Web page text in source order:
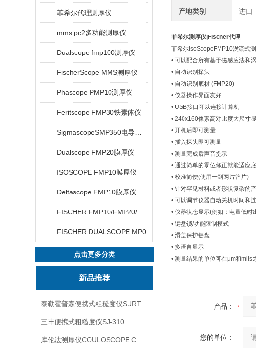
菲希尔代理测厚仪
mms pc2多功能测厚仪
Dualscope fmp100测厚仪
FischerScope MMS测厚仪
Phascope PMP10测厚仪
Feritscope FMP30铁素体仪
Dualscope FMP20膜厚仪
ISOSCOPE FMP10膜厚仪
Deltascope FMP10膜厚仪
FISCHER DUALSCOPE MP0
点击更多分类
新品推荐
三丰便携式粗糙度仪SJ-310
产地类别 进口
菲希尔测厚仪|Fischer代理
菲希尔IsoScopeFMP10涡流式
• 可以配合所有基于磁感应法和
• 自动识别探头
• 自动识别底材 (FMP20)
• 仪器操作界面友好
• USB接口可以连接计算机
• 240x160像素高对比度大尺寸
• 开机后即可测量
• 插入探头即可测量
• 测量完成后声音提示
• 通过简单的零位修正就能适应
• 校准简便(使用一到两片箔片)
• 针对罕见材料或者形状复杂的
• 可以调节仪器自动关机时间和
• 仪器状态显示(例如：电量低时
• 键盘锁/功能限制模式
• 滑盖保护键盘
• 多语言显示
• 测量结果的单位可在μm和mils
产品：
您的单位：